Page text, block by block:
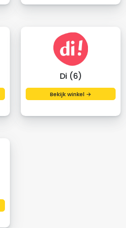
Di (6)
Bekijk winkel →